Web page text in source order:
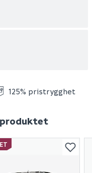
125% pristrygghet